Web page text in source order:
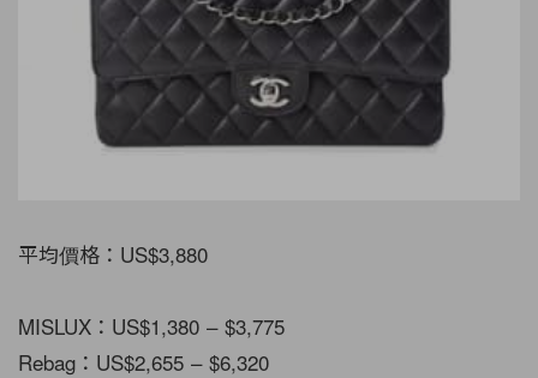
平均價格：US$3,880
MISLUX：US$1,380 – $3,775
Rebag：US$2,655 – $6,320